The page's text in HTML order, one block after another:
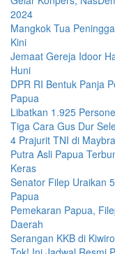
2024
Mangkok Tua
Kini
Jemaat Gereja Idoor
Huni
DPR RI Bentuk Panja
Papua
Libatkan 1.925
Tiga Cara Gus Dur
4 Prajurit TNI di
Putra Asli Papua
Keras
Senator Filep Uraikan
Papua
Pemekaran Papua,
Daerah
Serangan KKB di